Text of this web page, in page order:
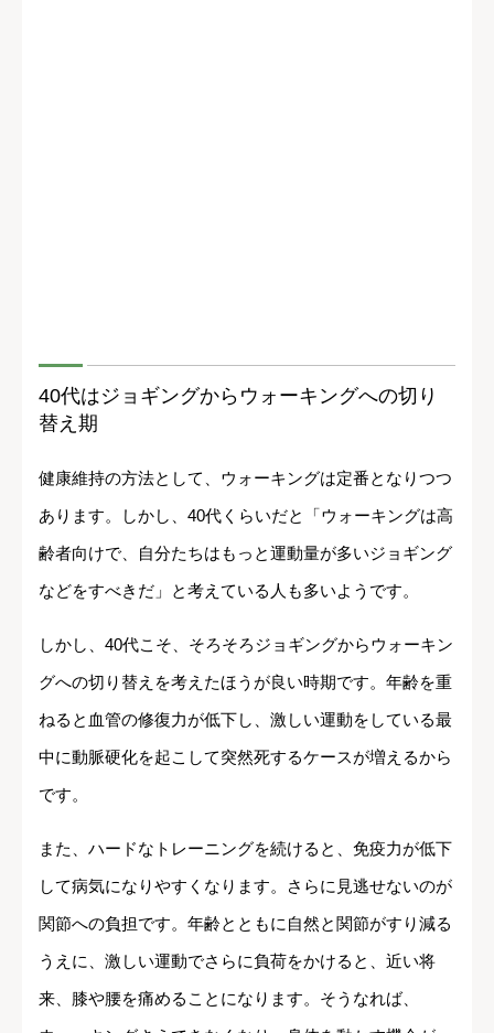
40代はジョギングからウォーキングへの切り
替え期
健康維持の方法として、ウォーキングは定番となりつつ
あります。しかし、40代くらいだと「ウォーキングは高
齢者向けで、自分たちはもっと運動量が多いジョギング
などをすべきだ」と考えている人も多いようです。
しかし、40代こそ、そろそろジョギングからウォーキン
グへの切り替えを考えたほうが良い時期です。年齢を重
ねると血管の修復力が低下し、激しい運動をしている最
中に動脈硬化を起こして突然死するケースが増えるから
です。
また、ハードなトレーニングを続けると、免疫力が低下
して病気になりやすくなります。さらに見逃せないのが
関節への負担です。年齢とともに自然と関節がすり減る
うえに、激しい運動でさらに負荷をかけると、近い将
来、膝や腰を痛めることになります。そうなれば、